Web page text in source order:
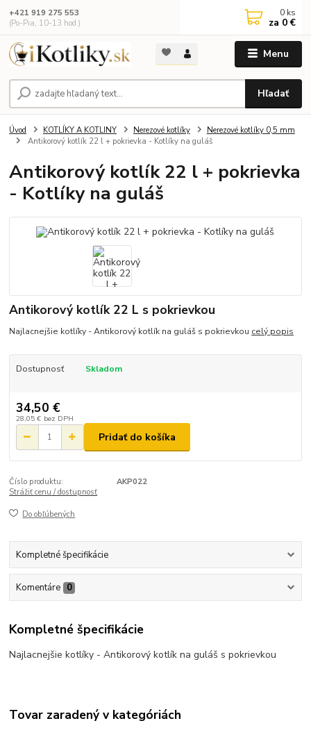
Menu
Hľadať
+421 919 275 553
(Po-Pia, 10-13 hod.)
0 ks
za 0 €
Úvod KOTLÍKY A KOTLINY Nerezové kotlíky
Nerezové kotlíky 0,5 mm
Antikorový kotlík 22 l + pokrievka - Kotlíky na guláš
Antikorový kotlík 22 l + pokrievka
- Kotlíky na guláš
Antikorový kotlík 22 L s pokrievkou
Najlacnejšie kotlíky - Antikorový kotlík na guláš s pokrievkou celý popis
Dostupnosť Skladom
34,50 €
28,05 € bez DPH
Pridať do košíka
Číslo produktu:
AKP022
Strážiť cenu / dostupnosť
Do obľúbených
Kompletné špecifikácie
Komentáre 0
Kompletné špecifikácie
Najlacnejšie kotlíky - Antikorový kotlík na guláš s pokrievkou
Tovar zaradený v kategóriách